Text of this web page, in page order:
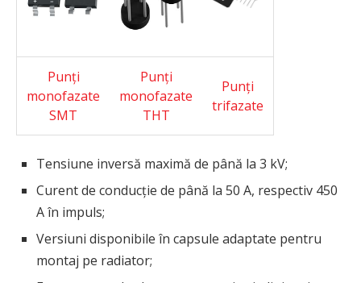
Punți
monofazate
SMT
Punți
monofazate
THT
Punți
trifazate
Tensiune inversă maximă de până la 3 kV;
Curent de conducție de până la 50 A, respectiv 450
A în impuls;
Versiuni disponibile în capsule adaptate pentru
montaj pe radiator;